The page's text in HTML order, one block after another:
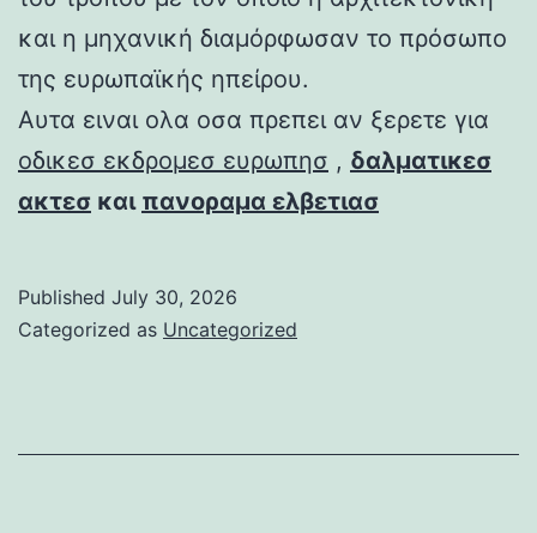
και η μηχανική διαμόρφωσαν το πρόσωπο
της ευρωπαϊκής ηπείρου.
Αυτα ειναι ολα οσα πρεπει αν ξερετε για
οδικεσ εκδρομεσ ευρωπησ , δαλματικεσ
ακτεσ και πανοραμα ελβετιασ
Published July 30, 2026
Categorized as Uncategorized